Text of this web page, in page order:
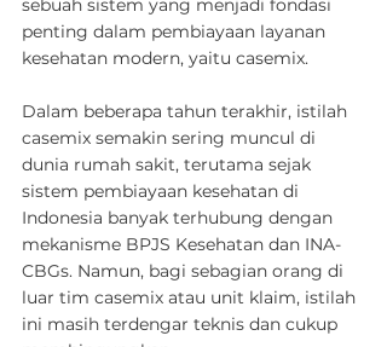
sebuah sistem yang menjadi fondasi
penting dalam pembiayaan layanan
kesehatan modern, yaitu casemix.
Dalam beberapa tahun terakhir, istilah
casemix semakin sering muncul di
dunia rumah sakit, terutama sejak
sistem pembiayaan kesehatan di
Indonesia banyak terhubung dengan
mekanisme BPJS Kesehatan dan INA-
CBGs. Namun, bagi sebagian orang di
luar tim casemix atau unit klaim, istilah
ini masih terdengar teknis dan cukup